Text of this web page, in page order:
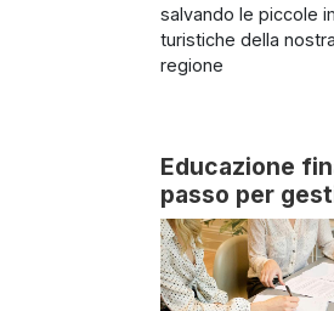
Educazione
passo per